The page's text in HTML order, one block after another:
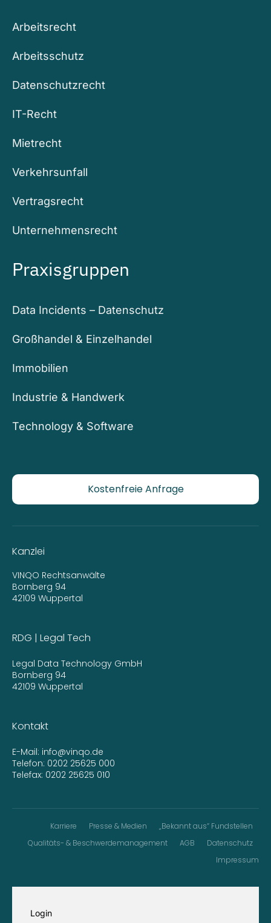
Arbeitsrecht
Arbeitsschutz
Datenschutzrecht
IT-Recht
Mietrecht
Verkehrsunfall
Vertragsrecht
Unternehmensrecht
Praxisgruppen
Data Incidents – Datenschutz
Großhandel & Einzelhandel
Immobilien
Industrie & Handwerk
Technology & Software
Kostenfreie Anfrage
Kanzlei
VINQO Rechtsanwälte
Bornberg 94
42109 Wuppertal
RDG | Legal Tech
Legal Data Technology GmbH
Bornberg 94
42109 Wuppertal
Kontakt
E-Mail: info@vinqo.de
Telefon: 0202 25625 000
Telefax: 0202 25625 010
Karriere Presse & Medien
„Bekannt aus“ Fundstellen
Qualitäts- & Beschwerdemanagement
AGB
Datenschutz
Impressum
Login